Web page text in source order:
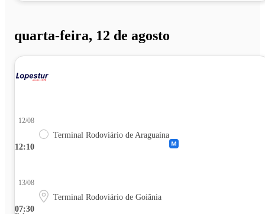
quarta-feira, 12 de agosto
12:10
12/08
Terminal Rodoviário de Araguaína
07:30
13/08
Terminal Rodoviário de Goiânia